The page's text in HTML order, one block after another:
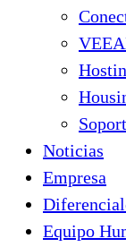
Noticias
Empresa
Equipo